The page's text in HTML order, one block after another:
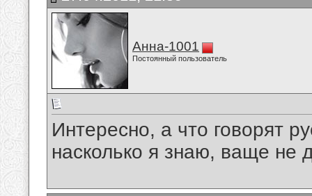
Анна-1001
Постоянный пользователь
Интересно, а что говорят
насколько я знаю, ваще не